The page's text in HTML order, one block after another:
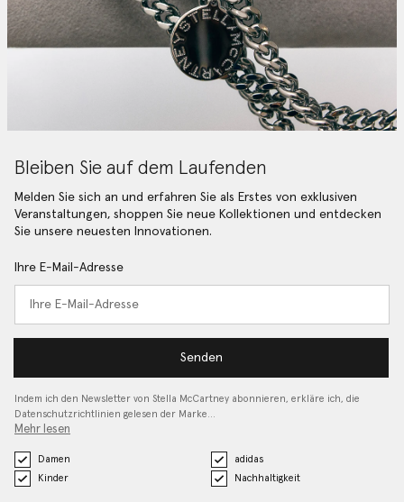
Bleiben Sie auf dem Laufenden
Melden Sie sich an und erfahren Sie als Erstes von exklusiven
Veranstaltungen, shoppen Sie neue Kollektionen und entdecken
Sie unsere neuesten Innovationen.
Ihre E-Mail-Adresse
Senden
Indem ich den Newsletter von Stella McCartney abonnieren, erkläre ich, die
Datenschutzrichtlinien gelesen der Marke…
Mehr lesen
Damen
adidas
Kinder
Nachhaltigkeit